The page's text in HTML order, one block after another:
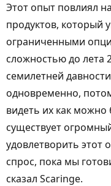
Этот опыт повлиял
продуктов, который
ограниченными
сложностью до лета
семилетней
одновременно,
видеть их как
существует
удовлетворить
спрос, пока мы
сказал Scaringe.